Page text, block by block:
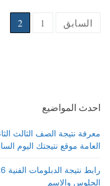
Posts
السابق 1
2
احدث المواضيع
العامة موقع نتيجتك اليوم
الجلوس والاسم